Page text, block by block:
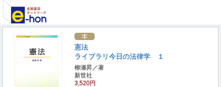
憲法
ライブラリ今日の法律学 １
柳瀬昇／著
新世社
3,520円